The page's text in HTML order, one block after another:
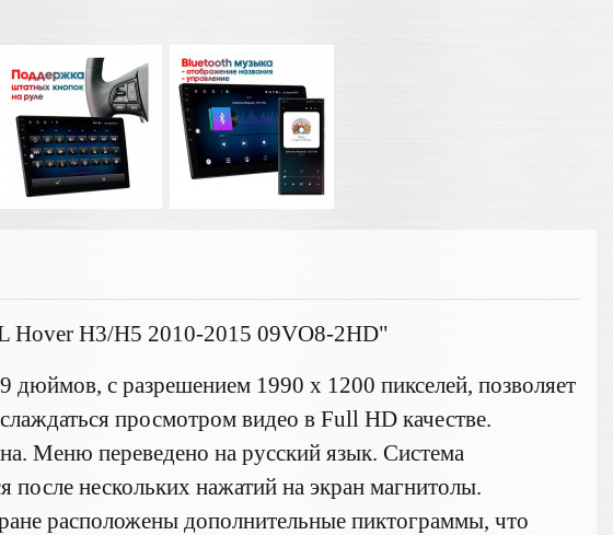
Hover H3/H5 2010-2015 09VO8-2HD"
с разрешением 1990 х 1200 пикселей, позволяет
просмотром видео в Full HD качестве.
Меню переведено на русский язык. Система
после нескольких нажатий на экран магнитолы.
расположены дополнительные пиктограммы, что